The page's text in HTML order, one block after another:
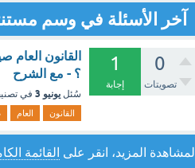
آخر الأسئلة في وسم
0
تصويتات
1
إجابة
؟ - مع الشرح
سُئل يونيو 3 في
القانون العام
لمشاهدة المزيد، انقر على القائمة